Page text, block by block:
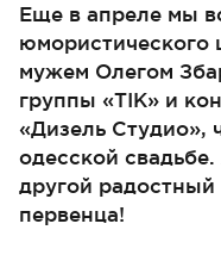
Еще в апреле мы
мужем Олегом
группы «ТІК» и
«Дизель Студио»,
одесской
другой
первенца!